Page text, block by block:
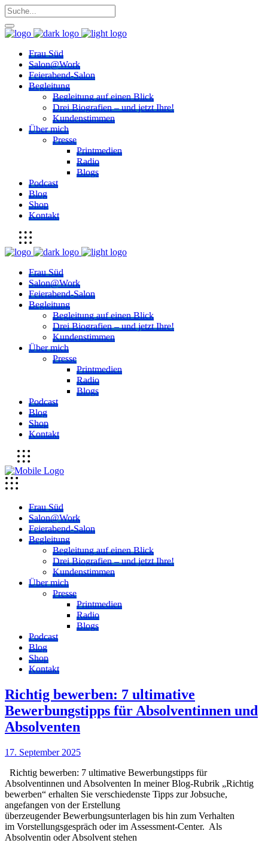
Frau Süd
Salon@Work
Feierabend-Salon
Begleitung
Begleitung auf einen Blick
Drei Biografien – und jetzt Ihre!
Kundenstimmen
Über mich
Presse
Printmedien
Radio
Blogs
Podcast
Blog
Shop
Kontakt
Frau Süd
Salon@Work
Feierabend-Salon
Begleitung
Begleitung auf einen Blick
Drei Biografien – und jetzt Ihre!
Kundenstimmen
Über mich
Presse
Printmedien
Radio
Blogs
Podcast
Blog
Shop
Kontakt
Frau Süd
Salon@Work
Feierabend-Salon
Begleitung
Begleitung auf einen Blick
Drei Biografien – und jetzt Ihre!
Kundenstimmen
Über mich
Presse
Printmedien
Radio
Blogs
Podcast
Blog
Shop
Kontakt
Richtig bewerben: 7 ultimative
Bewerbungstipps für Absolventinnen und
Absolventen
17. September 2025
Richtig bewerben: 7 ultimative Bewerbungstipps für
Absolventinnen und Absolventen In meiner Blog-Rubrik „Richtig
bewerben“ erhalten Sie verschiedenste Tipps zur Jobsuche,
angefangen von der Erstellung
überzeugender Bewerbungsunterlagen bis hin zum Verhalten
im Vorstellungsgespräch oder im Assessment-Center. Als
Absolventin oder Absolvent stehen